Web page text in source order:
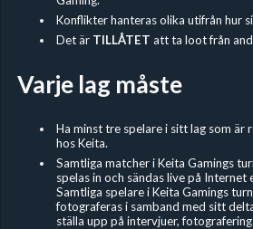
Konflikter hanteras olika utifrån hur
Det är TILLÅTET att ta loot från
Varje lag måste
Ha minst tre spelare i sitt lag som är
hos Keita.
Samtliga matcher i Keita Gamings
spelas in och sändas live på Internet
Samtliga spelare i Keita Gamings
fotograferas i samband med sitt
ställa upp på intervjuer,